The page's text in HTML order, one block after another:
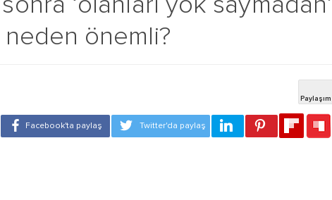
‘olanları yok saymadan’
önemli?